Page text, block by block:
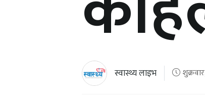
स्वास्थ्य लाइभ